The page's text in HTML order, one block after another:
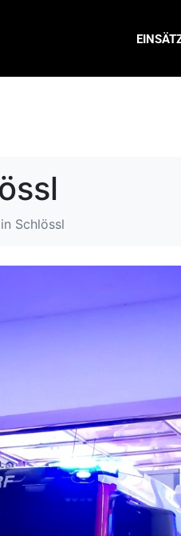
Schlössl